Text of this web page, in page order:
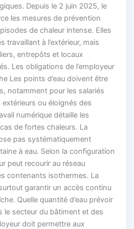
Depuis le 2 juin 2025, le
les mesures de prévention
de chaleur intense. Elles
travaillant à l’extérieur, mais
entrepôts et locaux
Les obligations de l’employeur
Les points d’eau doivent être
notamment pour les salariés
ou éloignés des
numérique détaille les
de fortes chaleurs. La
pas systématiquement
à eau. Selon la configuration
peut recourir au réseau
contenants isothermes. La
garantir un accès continu
Quelle quantité d’eau prévoir
le secteur du bâtiment et des
doit permettre aux